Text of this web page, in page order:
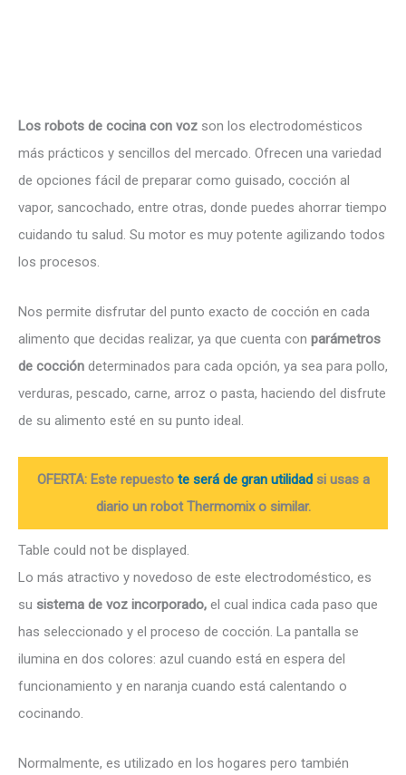
Los robots de cocina con voz son los electrodomésticos
más prácticos y sencillos del mercado. Ofrecen una variedad
de opciones fácil de preparar como guisado, cocción al
vapor, sancochado, entre otras, donde puedes ahorrar tiempo
cuidando tu salud. Su motor es muy potente agilizando todos
los procesos.
Nos permite disfrutar del punto exacto de cocción en cada
alimento que decidas realizar, ya que cuenta con parámetros
de cocción determinados para cada opción, ya sea para pollo,
verduras, pescado, carne, arroz o pasta, haciendo del disfrute
de su alimento esté en su punto ideal.
OFERTA: Este repuesto te será de gran utilidadsi usas a
diario un robot Thermomix o similar.
Table could not be displayed.
Lo más atractivo y novedoso de este electrodoméstico, es
su sistema de voz incorporado, el cual indica cada paso que
has seleccionado y el proceso de cocción. La pantalla se
ilumina en dos colores: azul cuando está en espera del
funcionamiento y en naranja cuando está calentando o
cocinando.
Normalmente, es utilizado en los hogares pero también